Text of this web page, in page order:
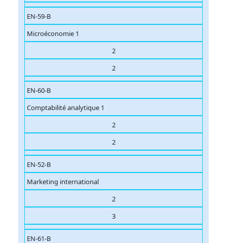
EN-59-B
Microéconomie 1
2
2
EN-60-B
Comptabilité analytique 1
2
2
EN-52-B
Marketing international
2
3
EN-61-B